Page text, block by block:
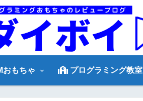
おもちゃ プログラミング教室